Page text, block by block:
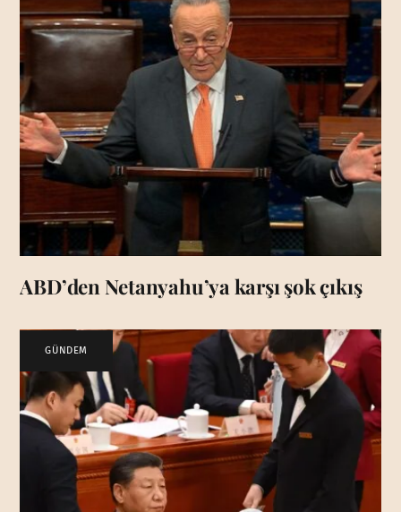
ABD’den Netanyahu’ya karşı şok çıkış
GÜNDEM